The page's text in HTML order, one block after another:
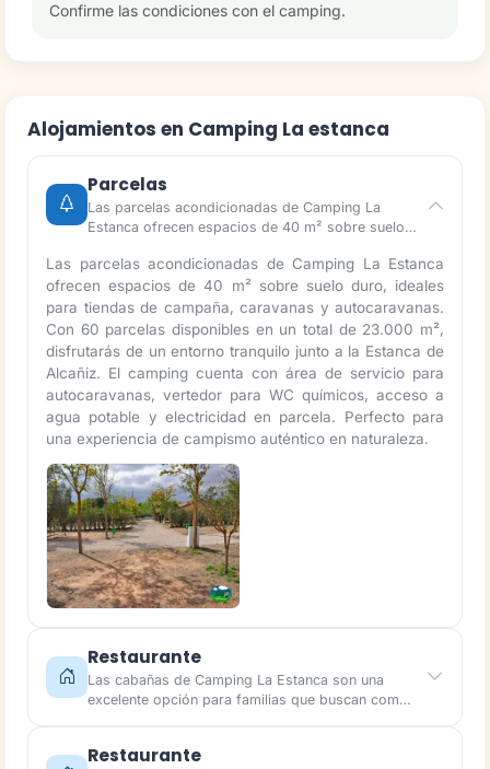
Confirme las condiciones con el camping.
Alojamientos en Camping La estanca
Parcelas
Las parcelas acondicionadas de Camping La
Estanca ofrecen espacios de 40 m² sobre suelo…
Las parcelas acondicionadas de Camping La Estanca
ofrecen espacios de 40 m² sobre suelo duro, ideales
para tiendas de campaña, caravanas y autocaravanas.
Con 60 parcelas disponibles en un total de 23.000 m²,
disfrutarás de un entorno tranquilo junto a la Estanca de
Alcañiz. El camping cuenta con área de servicio para
autocaravanas, vertedor para WC químicos, acceso a
agua potable y electricidad en parcela. Perfecto para
una experiencia de campismo auténtico en naturaleza.
Restaurante
Las cabañas de Camping La Estanca son una
excelente opción para familias que buscan com…
Restaurante